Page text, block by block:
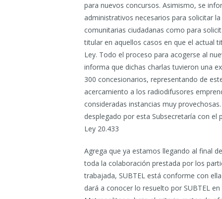
para nuevos concursos. Asimismo, se
administrativos necesarios para solicitar
comunitarias ciudadanas como para
titular en aquellos casos en que el actual
Ley. Todo el proceso para acogerse al
informa que dichas charlas tuvieron una
300 concesionarios, representando de
acercamiento a los radiodifusores
consideradas instancias muy
desplegado por esta Subsecretaría con
Ley 20.433
Agrega que ya estamos llegando al final
toda la colaboración prestada por los
trabajada, SUBTEL está conforme con
dará a conocer lo resuelto por SUBTEL